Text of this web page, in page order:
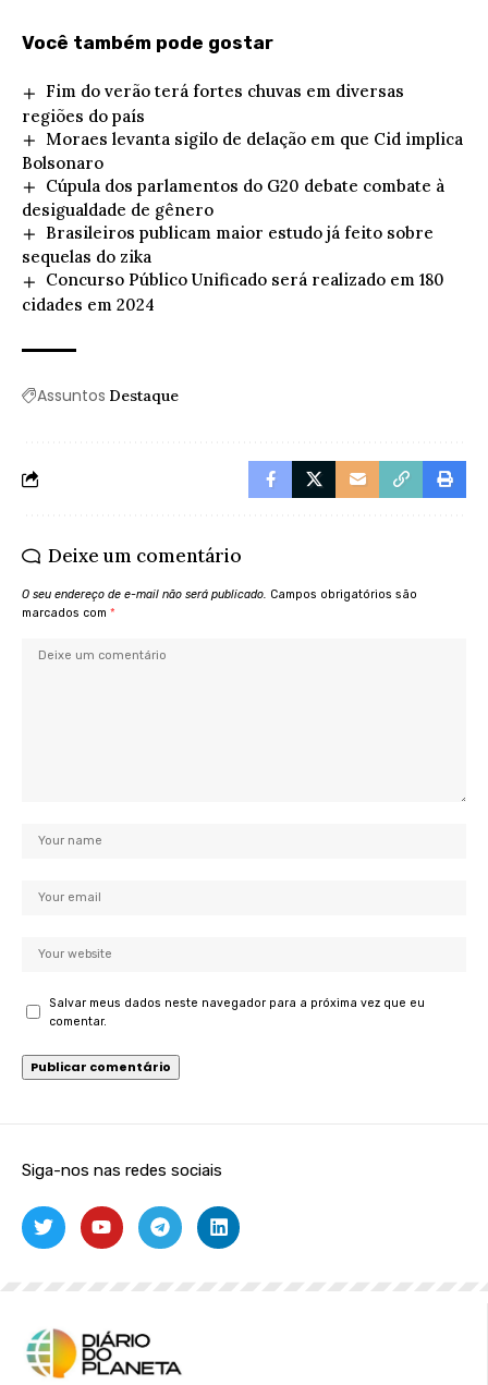
Você também pode gostar
Fim do verão terá fortes chuvas em diversas
regiões do país
Moraes levanta sigilo de delação em que Cid implica
Bolsonaro
Cúpula dos parlamentos do G20 debate combate à
desigualdade de gênero
Brasileiros publicam maior estudo já feito sobre
sequelas do zika
Concurso Público Unificado será realizado em 180
cidades em 2024
Assuntos Destaque
Deixe um comentário
O seu endereço de e-mail não será publicado. Campos obrigatórios são
marcados com *
Salvar meus dados neste navegador para a próxima vez que eu
comentar.
Siga-nos nas redes sociais